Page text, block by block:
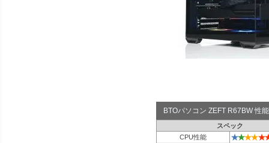
BTOパソコン ZEFT R67BW 性
スペック
CPU性能
★★★★★